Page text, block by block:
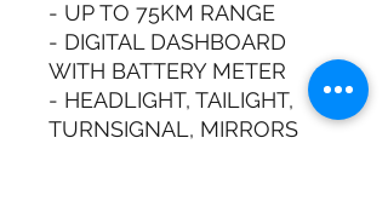
- UP TO 75KM RANGE
- DIGITAL DASHBOARD
WITH BATTERY METER
- HEADLIGHT, TAILIGHT,
TURNSIGNAL, MIRRORS